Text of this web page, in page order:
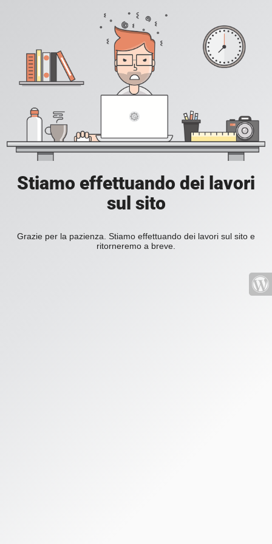
Stiamo effettuando dei lavori
sul sito
Grazie per la pazienza. Stiamo effettuando dei lavori sul sito e
ritorneremo a breve.